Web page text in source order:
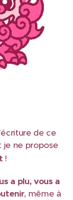
de ce
je ne propose
!
a plu, vous a
, même à